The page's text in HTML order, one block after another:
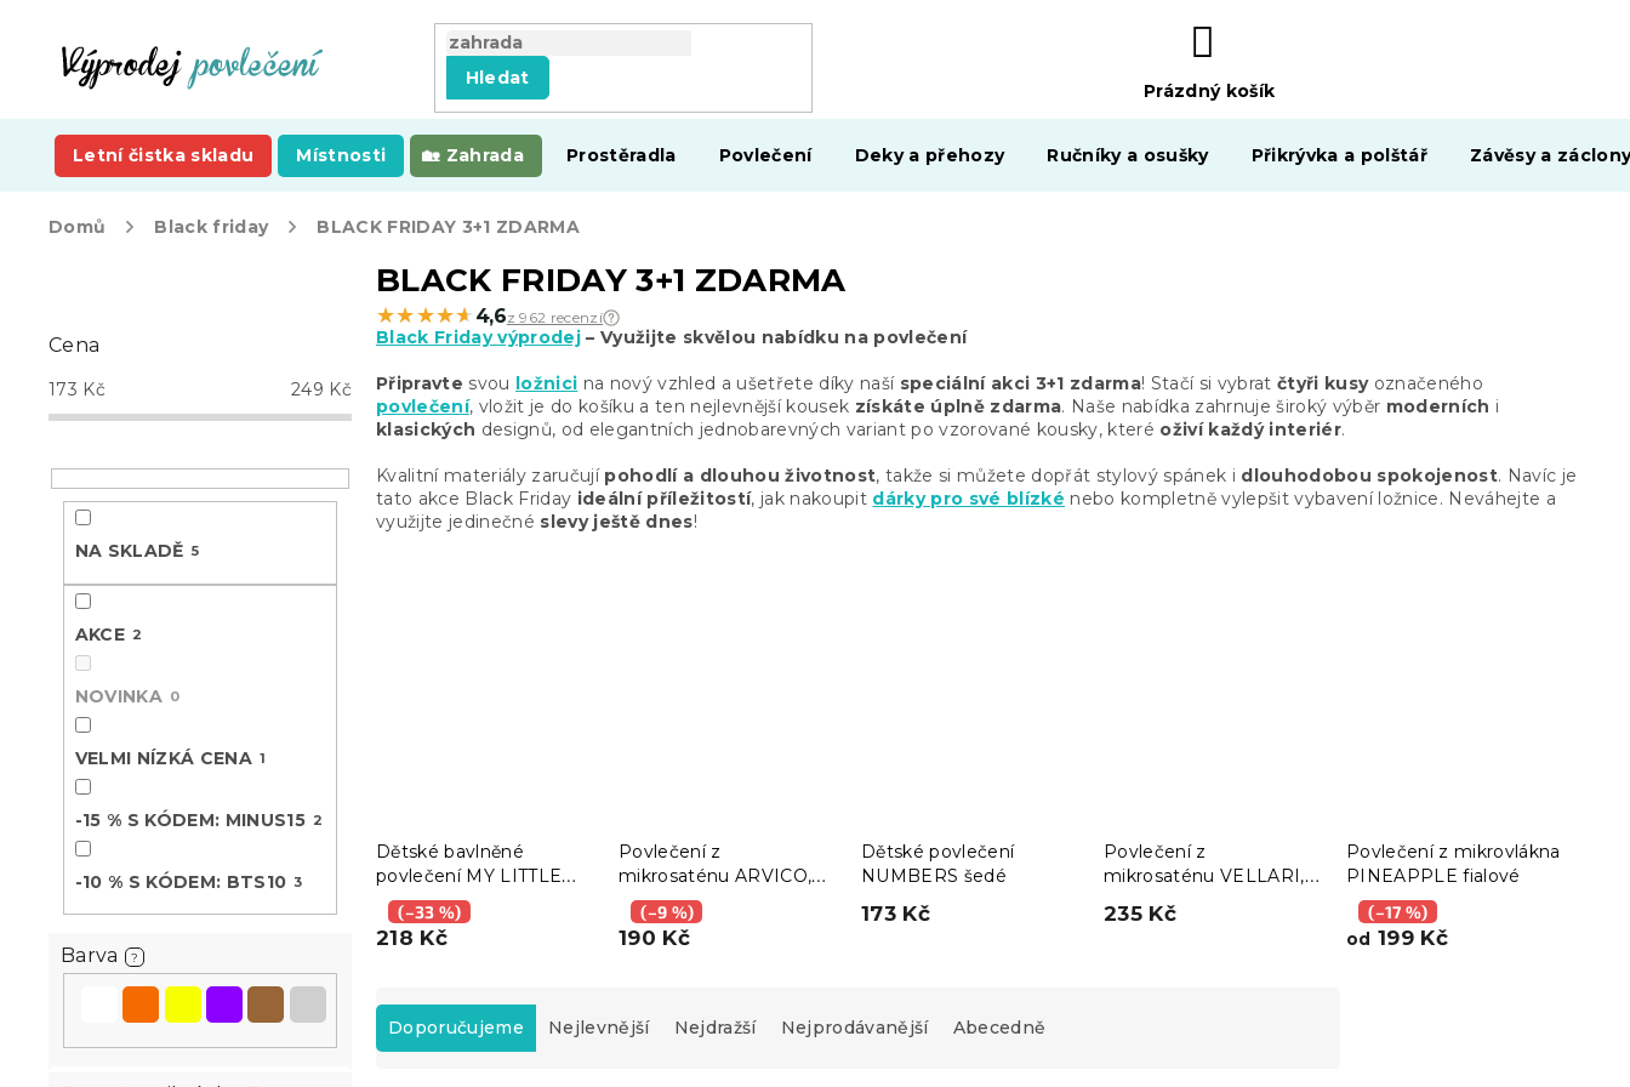
Hledat
NÁKUPNÍ
KOŠÍK
Prázdný košík
Letní čistka skladu Místnosti Zahrada Prostěradla Povlečení Deky a přehozy Ručníky a osušky Přikrývka a polštář Závěsy a
Domů Black friday BLACK FRIDAY 3+1 ZDARMA
t
r
a
n
í
Cena
173 Kč 249 Kč
NA SKLADĚ 5
AKCE 2
NOVINKA 0
VELMI NÍZKÁ CENA 1
-15 % S KÓDEM: MINUS15 2
-10 % S KÓDEM: BTS10 3
Barva ?
BLACK FRIDAY 3+1 ZDARMA
★★★★★
★★★★★ 4,6z 962 recenzí
Black Friday výprodej – Využijte skvělou nabídku na povlečení
Připravte svou ložnici na nový vzhled a ušetřete díky naší speciální akci 3+1 zdarma! Stačí si vybratčtyři kusyoznačeného
povlečení, vložit je do košíku a ten nejlevnější kousek získáte úplně zdarma. Naše nabídka zahrnuje široký výběr moderních i
klasických designů, od elegantních jednobarevných variant po vzorované kousky, které oživí každý interiér.
Kvalitní materiály zaručují pohodlí a dlouhou životnost, takže si můžete dopřát stylový spánek i dlouhodobou spokojenost. Navíc je
tato akce Black Friday ideální příležitostí, jak nakoupit dárky pro své blízké nebo kompletně vylepšit vybavení ložnice. Neváhejte a
využijte jedinečné slevy ještě dnes!
Dětské bavlněné
povlečení MY LITTLE
PONY STARS bílé
(–33 %)
218 Kč
Povlečení z
mikrosaténu ARVICO,
barevné
(–9 %)
190 Kč
Dětské povlečení
NUMBERS šedé
173 Kč
Povlečení z
mikrosaténu VELLARI,
světle šedé
235 Kč
Povlečení z mikrovlákna
PINEAPPLE fialové
(–17 %)
od 199 Kč
Ř
z
Doporučujeme Nejlevnější Nejdražší Nejprodávanější Abecedně